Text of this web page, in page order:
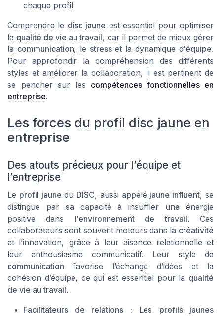
chaque profil.
Comprendre le disc jaune est essentiel pour optimiser
la qualité de vie au travail, car il permet de mieux gérer
la communication, le stresset la dynamique d’équipe.
Pour approfondir la compréhension des différents
styles et améliorer la collaboration, il est pertinent de
se pencher sur les compétences fonctionnelles en
entreprise.
Les forces du profil disc jaune en
entreprise
Des atouts précieux pour l’équipe et
l’entreprise
Le profil jaune du DISC, aussi appelé jaune influent, se
distingue par sa capacité à insuffler une énergie
positive dans l’environnement de travail. Ces
collaborateurs sont souvent moteurs dans la créativité
et l’innovation, grâce à leur aisance relationnelle et
leur enthousiasme communicatif. Leur style de
communication favorise l’échange d’idées et la
cohésion d’équipe, ce qui est essentiel pour la qualité
de vie au travail.
Facilitateurs de relations : Les profils jaunes